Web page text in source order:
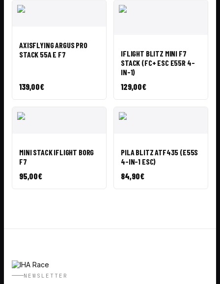
AXISFLYING ARGUS PRO
STACK 55A E F7
139,00€
IFLIGHT BLITZ MINI F7
STACK (FC+ ESC E55R 4-
IN-1)
129,00€
MINI STACK IFLIGHT BORG
F7
95,00€
CESTA
PILA BLITZ ATF435 (E55S
4-IN-1 ESC)
84,90€
NEWSLETTER